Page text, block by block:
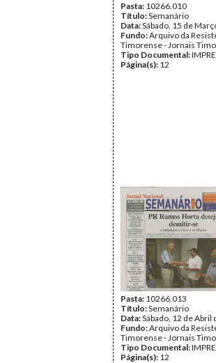
Pasta: 10266.010
Título:Semanário
Data:Sábado, 15 de
Fundo:Arquivo da
Timorense - Jornais
Tipo Documental:
Página(s): 12
Pasta: 10266.013
Título:Semanário
Data:Sábado, 12 de Abril
Fundo:Arquivo da
Timorense - Jornais
Tipo Documental:
Página(s): 12